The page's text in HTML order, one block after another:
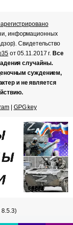
информационных
Свидетельство
от 05.11.2017 г.Все
случайны.
суждением,
и не является
| GPG key
8.5.3)